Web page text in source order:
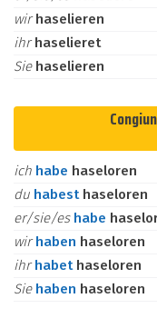
wirhaselieren
ihrhaselieret
Sie haselieren
ich habe haseloren
du habest haseloren
er/sie/es habe
wirhaben haseloren
ihrhabet haseloren
Sie haben haseloren